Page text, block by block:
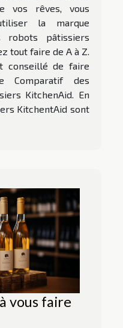
vos rêves, vous
la marque
robots pâtissiers
tout faire de A à Z.
conseillé de faire
Comparatif des
KitchenAid. En
KitchentAid sont
vous faire